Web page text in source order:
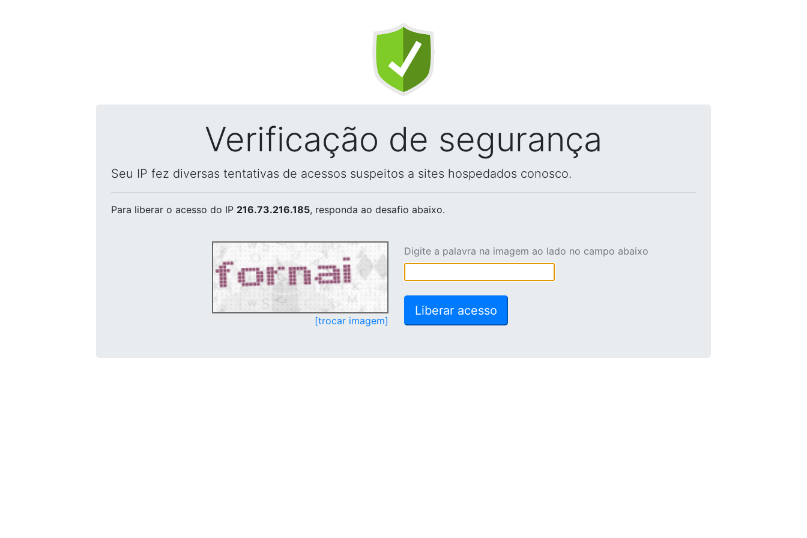
Verificação de segurança
Seu IP fez diversas tentativas de acessos suspeitos a sites hospedados conosco.
Para liberar o acesso do IP 216.73.216.185, responda ao desafio abaixo.
[trocar imagem]
Digite a palavra na imagem ao lado no campo abaixo